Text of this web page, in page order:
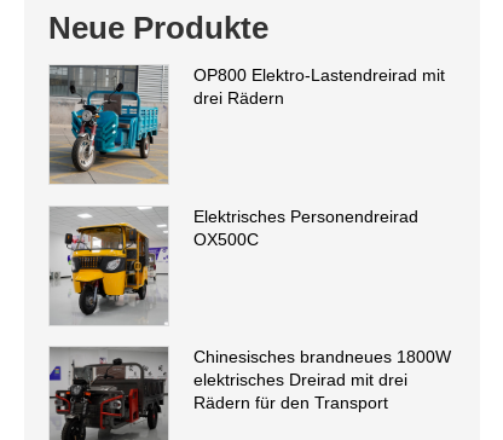
Neue Produkte
OP800 Elektro-Lastendreirad mit
drei Rädern
Elektrisches Personendreirad
OX500C
Chinesisches brandneues 1800W
elektrisches Dreirad mit drei
Rädern für den Transport